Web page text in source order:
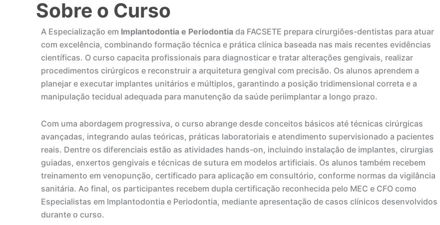
Sobre o Curso
A Especialização em Implantodontia e Periodontia da FACSETE prepara cirurgiões-dentistas para atuar
com excelência, combinando formação técnica e prática clínica baseada nas mais recentes evidências
científicas. O curso capacita profissionais para diagnosticar e tratar alterações gengivais, realizar
procedimentos cirúrgicos e reconstruir a arquitetura gengival com precisão. Os alunos aprendem a
planejar e executar implantes unitários e múltiplos, garantindo a posição tridimensional correta e a
manipulação tecidual adequada para manutenção da saúde periimplantar a longo prazo.
Com uma abordagem progressiva, o curso abrange desde conceitos básicos até técnicas cirúrgicas
avançadas, integrando aulas teóricas, práticas laboratoriais e atendimento supervisionado a pacientes
reais. Dentre os diferenciais estão as atividades hands-on, incluindo instalação de implantes, cirurgias
guiadas, enxertos gengivais e técnicas de sutura em modelos artificiais. Os alunos também recebem
treinamento em venopunção, certificado para aplicação em consultório, conforme normas da vigilância
sanitária. Ao final, os participantes recebem dupla certificação reconhecida pelo MEC e CFO como
Especialistas em Implantodontia e Periodontia, mediante apresentação de casos clínicos desenvolvidos
durante o curso.